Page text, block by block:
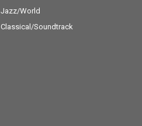
Jazz/World
Classical/Soundtrack